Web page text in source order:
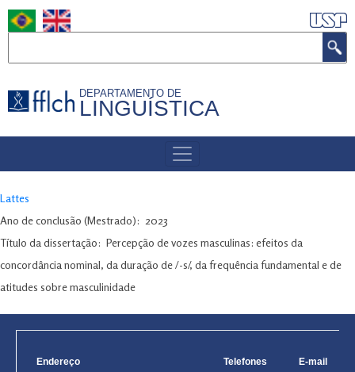
Pular
para
principal
DEPARTAMENTO DE
LINGUÍSTICA
DE
Lattes
Ano de conclusão (Mestrado)
2023
Título da dissertação
Percepção de vozes masculinas: efeitos da
concordância nominal, da duração de /-s/, da frequência fundamental e de
atitudes sobre masculinidade
Endereço Telefones E-mail